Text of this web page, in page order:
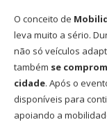
O conceito de
leva muito a sério.
não só veículos
também se
cidade. Após o
disponíveis para
apoiando a